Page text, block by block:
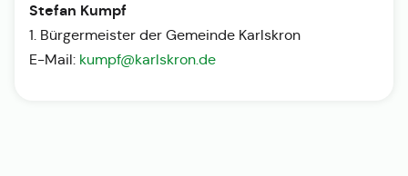
Stefan Kumpf
1. Bürgermeister der Gemeinde Karlskron
E-Mail: kumpf@karlskron.de